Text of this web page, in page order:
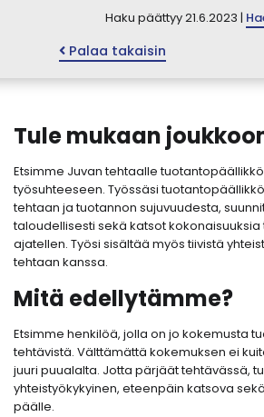
Haku päättyy 21.6.2023 |
Palaa takaisin
Tule mukaan
Etsimme Juvan tehtaalle
työsuhteeseen. Työssäsi
tehtaan ja tuotannon sujuvuudesta,
taloudellisesti sekä katsot kokonaisuuksia
ajatellen. Työsi sisältää myös tiivistä
tehtaan kanssa.
Mitä edellytämme?
Etsimme henkilöä, jolla on jo kokemusta
tehtävistä. Välttämättä kokemuksen ei
juuri puualalta. Jotta pärjäät tehtävässä,
yhteistyökykyinen, eteenpäin katsova
päälle.